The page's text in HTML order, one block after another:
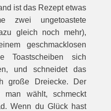
ist das Rezept etwas
zwei ungetoastete
gleich noch mehr),
geschmacklosen
sich
und schneidet das
große Dreiecke. Der
man wählt, schmeckt
Wenn du Glück hast